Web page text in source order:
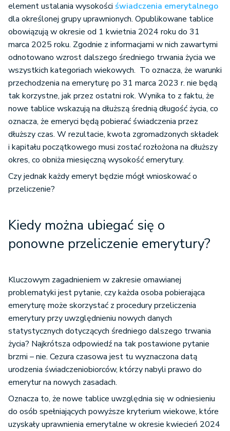
element ustalania wysokości świadczenia emerytalnego
dla określonej grupy uprawnionych. Opublikowane tablice
obowiązują w okresie od 1 kwietnia 2024 roku do 31
marca 2025 roku. Zgodnie z informacjami w nich zawartymi
odnotowano wzrost dalszego średniego trwania życia we
wszystkich kategoriach wiekowych. To oznacza, że warunki
przechodzenia na emeryturę po 31 marca 2023 r. nie będą
tak korzystne, jak przez ostatni rok. Wynika to z faktu, że
nowe tablice wskazują na dłuższą średnią długość życia, co
oznacza, że emeryci będą pobierać świadczenia przez
dłuższy czas. W rezultacie, kwota zgromadzonych składek
i kapitału początkowego musi zostać rozłożona na dłuższy
okres, co obniża miesięczną wysokość emerytury.
Czy jednak każdy emeryt będzie mógł wnioskować o
przeliczenie?
Kiedy można ubiegać się o
ponowne przeliczenie emerytury?
Kluczowym zagadnieniem w zakresie omawianej
problematyki jest pytanie, czy każda osoba pobierająca
emeryturę może skorzystać z procedury przeliczenia
emerytury przy uwzględnieniu nowych danych
statystycznych dotyczących średniego dalszego trwania
życia? Najkrótsza odpowiedź na tak postawione pytanie
brzmi – nie. Cezura czasowa jest tu wyznaczona datą
urodzenia świadczeniobiorców, którzy nabyli prawo do
emerytur na nowych zasadach.
Oznacza to, że nowe tablice uwzględnia się w odniesieniu
do osób spełniających powyższe kryterium wiekowe, które
uzyskały uprawnienia emerytalne w okresie kwiecień 2024